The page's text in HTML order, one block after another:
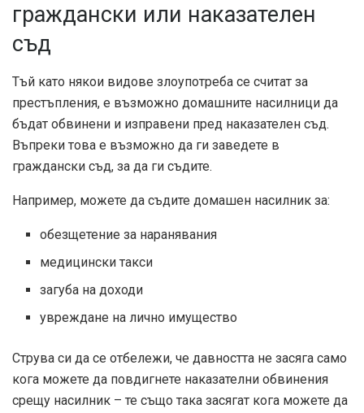
граждански или наказателен
съд
Тъй като някои видове злоупотреба се считат за
престъпления, е възможно домашните насилници да
бъдат обвинени и изправени пред наказателен съд.
Въпреки това е възможно да ги заведете в
граждански съд, за да ги съдите.
Например, можете да съдите домашен насилник за:
обезщетение за наранявания
медицински такси
загуба на доходи
увреждане на лично имущество
Струва си да се отбележи, че давността не засяга само
кога можете да повдигнете наказателни обвинения
срещу насилник – те също така засягат кога можете да